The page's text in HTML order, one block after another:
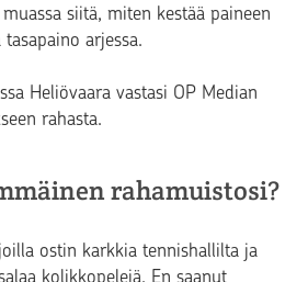
siitä, miten kestää paineen
arjessa.
Heliövaara vastasi OP Median
rahasta.
rahamuistosi?
ostin karkkia tennishallilta ja
kolikkopelejä. En saanut